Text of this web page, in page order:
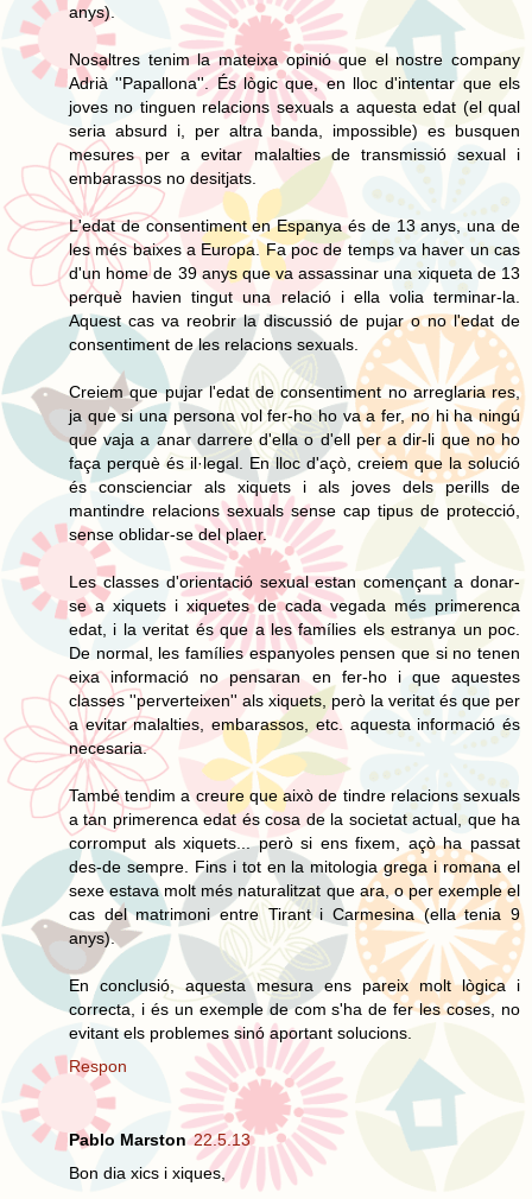
anys).
Nosaltres tenim la mateixa opinió que el nostre company
Adrià ''Papallona''. És lògic que, en lloc d'intentar que els
joves no tinguen relacions sexuals a aquesta edat (el qual
seria absurd i, per altra banda, impossible) es busquen
mesures per a evitar malalties de transmissió sexual i
embarassos no desitjats.
L'edat de consentiment en Espanya és de 13 anys, una de
les més baixes a Europa. Fa poc de temps va haver un cas
d'un home de 39 anys que va assassinar una xiqueta de 13
perquè havien tingut una relació i ella volia terminar-la.
Aquest cas va reobrir la discussió de pujar o no l'edat de
consentiment de les relacions sexuals.
Creiem que pujar l'edat de consentiment no arreglaria res,
ja que si una persona vol fer-ho ho va a fer, no hi ha ningú
que vaja a anar darrere d'ella o d'ell per a dir-li que no ho
faça perquè és il·legal. En lloc d'açò, creiem que la solució
és conscienciar als xiquets i als joves dels perills de
mantindre relacions sexuals sense cap tipus de protecció,
sense oblidar-se del plaer.
Les classes d'orientació sexual estan començant a donar-
se a xiquets i xiquetes de cada vegada més primerenca
edat, i la veritat és que a les famílies els estranya un poc.
De normal, les famílies espanyoles pensen que si no tenen
eixa informació no pensaran en fer-ho i que aquestes
classes ''perverteixen'' als xiquets, però la veritat és que per
a evitar malalties, embarassos, etc. aquesta informació és
necesaria.
També tendim a creure que això de tindre relacions sexuals
a tan primerenca edat és cosa de la societat actual, que ha
corromput als xiquets... però si ens fixem, açò ha passat
des-de sempre. Fins i tot en la mitologia grega i romana el
sexe estava molt més naturalitzat que ara, o per exemple el
cas del matrimoni entre Tirant i Carmesina (ella tenia 9
anys).
En conclusió, aquesta mesura ens pareix molt lògica i
correcta, i és un exemple de com s'ha de fer les coses, no
evitant els problemes sinó aportant solucions.
Respon
Pablo Marston 22.5.13
Bon dia xics i xiques,